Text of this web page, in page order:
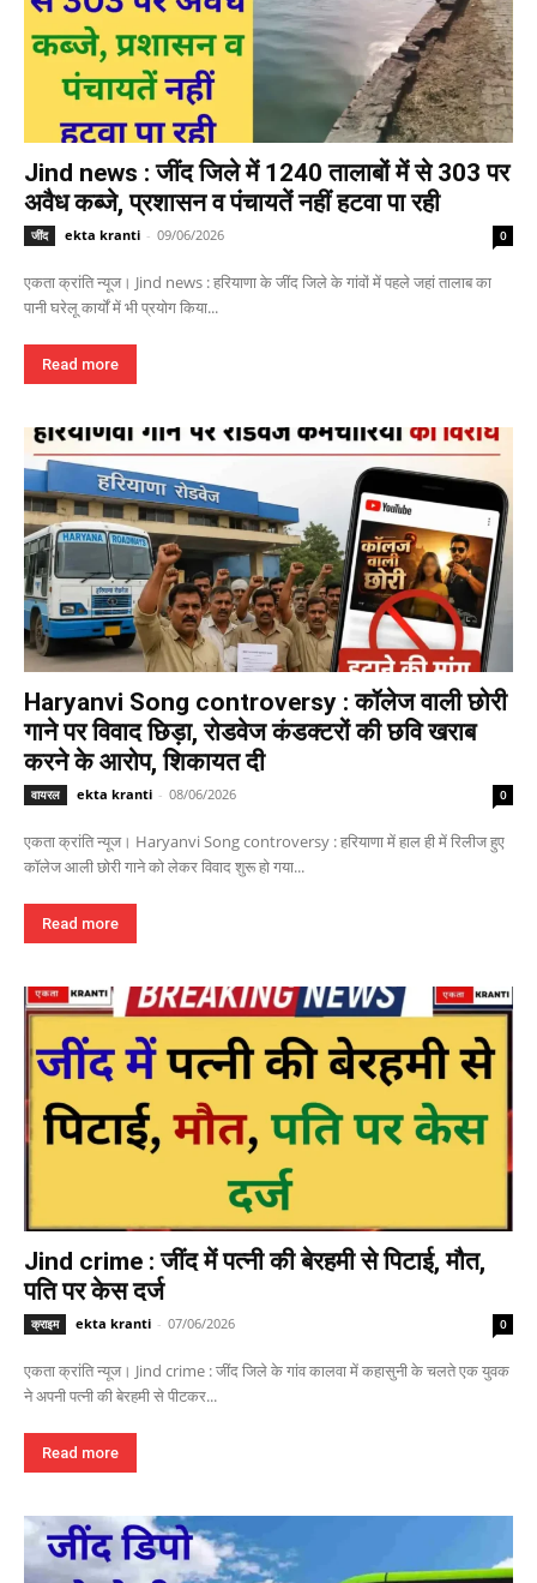
Jind news : जींद जिले में 1240 तालाबों में से 303 पर
अवैध कब्जे, प्रशासन व पंचायतें नहीं हटवा पा रही
जींद ekta kranti - 09/06/2026 0
एकता क्रांति न्यूज। Jind news : हरियाणा के जींद जिले के गांवों में पहले जहां तालाब का
पानी घरेलू कार्यों में भी प्रयोग किया...
Read more
Haryanvi Song controversy : कॉलेज वाली छोरी
गाने पर विवाद छिड़ा, रोडवेज कंडक्टरों की छवि खराब
करने के आरोप, शिकायत दी
वायरल ekta kranti - 08/06/2026 0
एकता क्रांति न्यूज। Haryanvi Song controversy : हरियाणा में हाल ही में रिलीज हुए
कॉलेज आली छोरी गाने को लेकर विवाद शुरू हो गया...
Read more
Jind crime : जींद में पत्नी की बेरहमी से पिटाई, मौत,
पति पर केस दर्ज
क्राइम ekta kranti - 07/06/2026 0
एकता क्रांति न्यूज। Jind crime : जींद जिले के गांव कालवा में कहासुनी के चलते एक युवक
ने अपनी पत्नी की बेरहमी से पीटकर...
Read more